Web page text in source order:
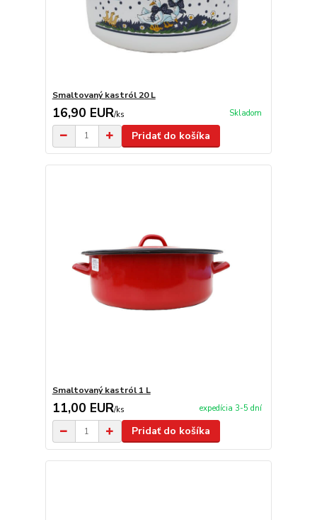
Smaltovaný kastról 20 L
16,90 EUR/ks Skladom
Pridať do košíka
Smaltovaný kastról 1 L
11,00 EUR/ks expedícia 3-5 dní
Pridať do košíka